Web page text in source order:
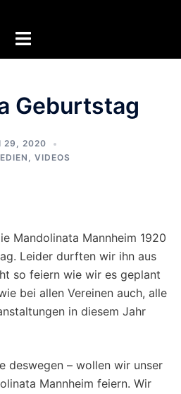
Menü
Geburtstag
29, 2020
, VIDEOS
Mandolinata Mannheim 1920
Leider durften wir ihn aus
so feiern wie wir es geplant
bei allen Vereinen auch, alle
in diesem Jahr
deswegen – wollen wir unser
Mannheim feiern. Wir